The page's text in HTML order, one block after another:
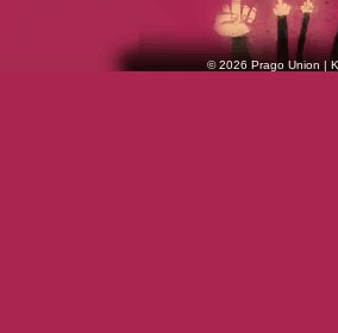
© 2026 Prago Union |